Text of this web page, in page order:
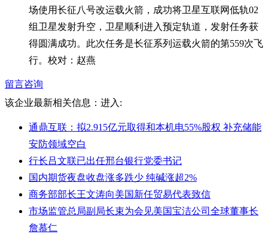
场使用长征八号改运载火箭，成功将卫星互联网低轨02
组卫星发射升空，卫星顺利进入预定轨道，发射任务获
得圆满成功。此次任务是长征系列运载火箭的第559次飞
行。校对：赵燕
留言咨询
该企业最新相关信息： 进入:
通鼎互联：拟2.915亿元取得和本机电55%股权 补充储能
安防领域空白
行长吕文联已出任邢台银行党委书记
国内期货夜盘收盘涨多跌少 纯碱涨超2%
商务部部长王文涛向美国新任贸易代表致信
市场监管总局副局长束为会见美国宝洁公司全球董事长
詹慕仁